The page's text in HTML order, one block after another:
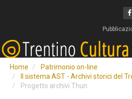
Home
Patrimonio on-line
Il sistema AST - Archivi storici del
Progetto archivi Thun